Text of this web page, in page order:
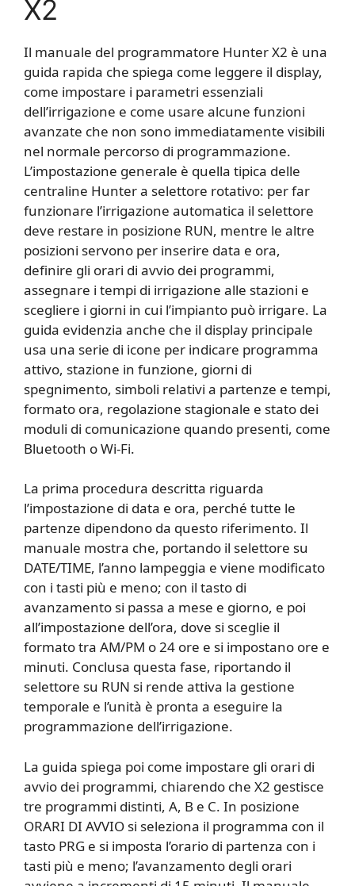
X2
Il manuale del programmatore Hunter X2 è una
guida rapida che spiega come leggere il display,
come impostare i parametri essenziali
dell’irrigazione e come usare alcune funzioni
avanzate che non sono immediatamente visibili
nel normale percorso di programmazione.
L’impostazione generale è quella tipica delle
centraline Hunter a selettore rotativo: per far
funzionare l’irrigazione automatica il selettore
deve restare in posizione RUN, mentre le altre
posizioni servono per inserire data e ora,
definire gli orari di avvio dei programmi,
assegnare i tempi di irrigazione alle stazioni e
scegliere i giorni in cui l’impianto può irrigare. La
guida evidenzia anche che il display principale
usa una serie di icone per indicare programma
attivo, stazione in funzione, giorni di
spegnimento, simboli relativi a partenze e tempi,
formato ora, regolazione stagionale e stato dei
moduli di comunicazione quando presenti, come
Bluetooth o Wi-Fi.
La prima procedura descritta riguarda
l’impostazione di data e ora, perché tutte le
partenze dipendono da questo riferimento. Il
manuale mostra che, portando il selettore su
DATE/TIME, l’anno lampeggia e viene modificato
con i tasti più e meno; con il tasto di
avanzamento si passa a mese e giorno, e poi
all’impostazione dell’ora, dove si sceglie il
formato tra AM/PM o 24 ore e si impostano ore e
minuti. Conclusa questa fase, riportando il
selettore su RUN si rende attiva la gestione
temporale e l’unità è pronta a eseguire la
programmazione dell’irrigazione.
La guida spiega poi come impostare gli orari di
avvio dei programmi, chiarendo che X2 gestisce
tre programmi distinti, A, B e C. In posizione
ORARI DI AVVIO si seleziona il programma con il
tasto PRG e si imposta l’orario di partenza con i
tasti più e meno; l’avanzamento degli orari